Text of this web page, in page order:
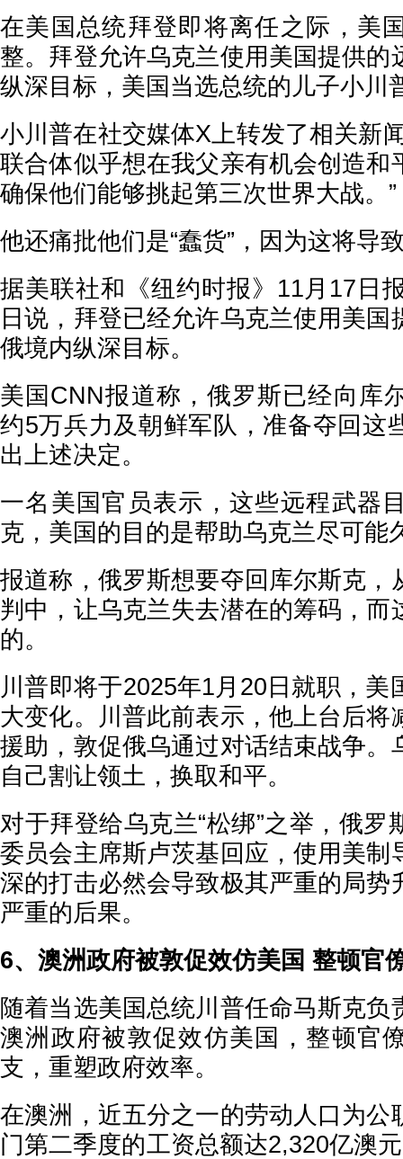
在美国总统拜登即将离任之际，美
整。拜登允许乌克兰使用美国提供的
纵深目标，美国当选总统的儿子小川
小川普在社交媒体X上转发了相关新
联合体似乎想在我父亲有机会创造和
确保他们能够挑起第三次世界大战。”
他还痛批他们是“蠢货”，因为这将导
据美联社和《纽约时报》11月17日
日说，拜登已经允许乌克兰使用美国
俄境内纵深目标。
美国CNN报道称，俄罗斯已经向库
约5万兵力及朝鲜军队，准备夺回这
出上述决定。
一名美国官员表示，这些远程武器
克，美国的目的是帮助乌克兰尽可能
报道称，俄罗斯想要夺回库尔斯克，
判中，让乌克兰失去潜在的筹码，而
的。
川普即将于2025年1月20日就职，美
大变化。川普此前表示，他上台后将
援助，敦促俄乌通过对话结束战争。
自己割让领土，换取和平。
对于拜登给乌克兰“松绑”之举，俄罗
委员会主席斯卢茨基回应，使用美制
深的打击必然会导致极其严重的局势
严重的后果。
6、澳洲政府被敦促效仿美国 整顿官
随着当选美国总统川普任命马斯克负
澳洲政府被敦促效仿美国，整顿官
支，重塑政府效率。
在澳洲，近五分之一的劳动人口为公
门第二季度的工资总额达2,320亿澳